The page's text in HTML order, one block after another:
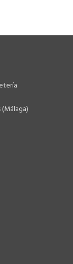
(Málaga)